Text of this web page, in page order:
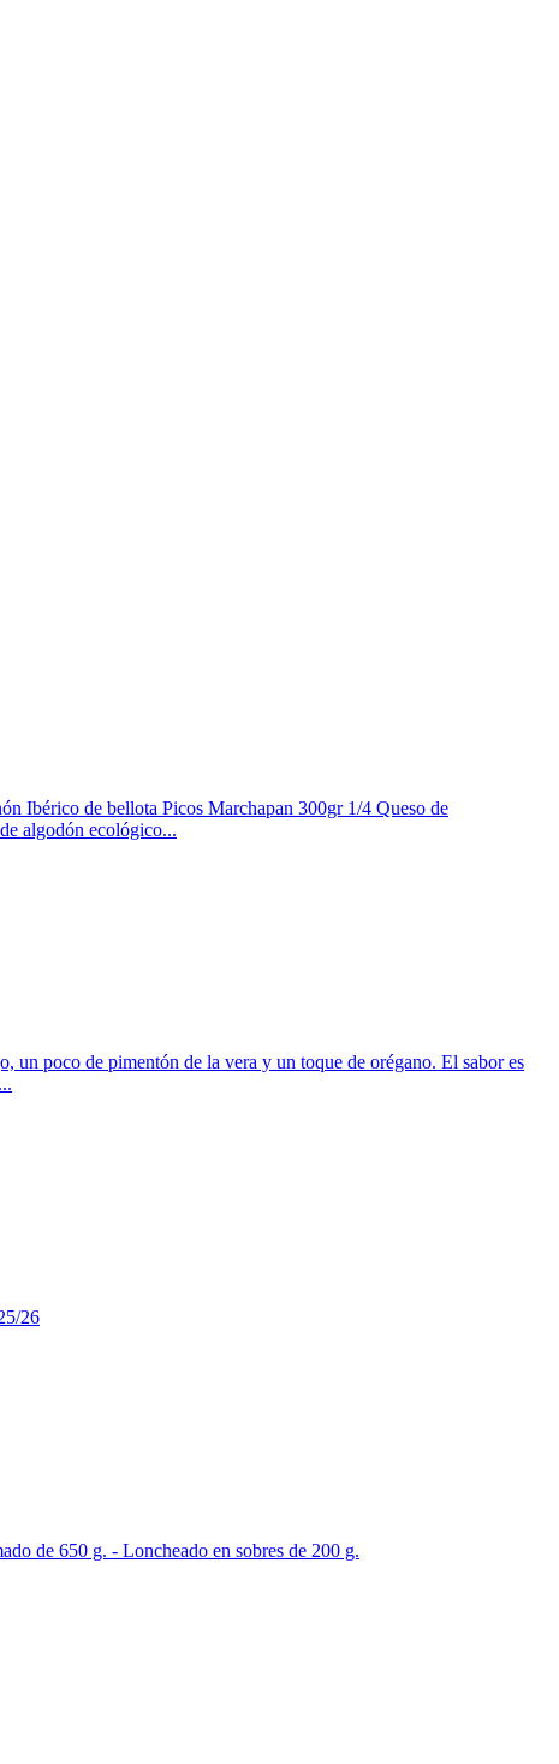
Ibérico de bellota Picos Marchapan 300gr 1/4 Queso de
algodón ecológico...
un poco de pimentón de la vera y un toque de orégano. El sabor es
26
de 650 g. - Loncheado en sobres de 200 g.